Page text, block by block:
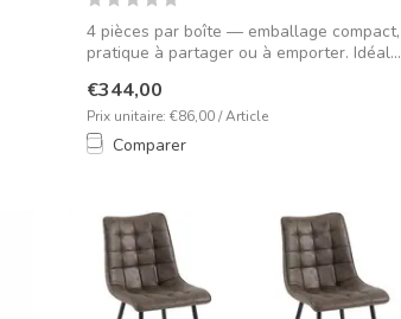
4 pièces par boîte — emballage compact,
pratique à partager ou à emporter. Idéal...
€344,00
Prix unitaire: €86,00 / Article
Comparer